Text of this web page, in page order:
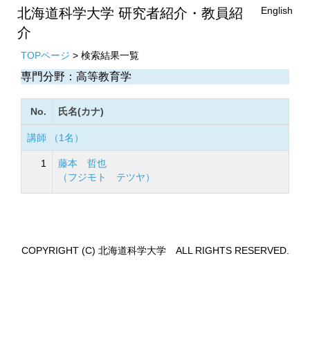
北海道科学大学 研究者紹介・教員紹
介
English
TOPページ > 検索結果一覧
専門分野：高等教育学
No. 氏名(カナ)
講師 （1名）
1
藤本 哲也
（フジモト テツヤ）
COPYRIGHT (C) 北海道科学大学 ALL RIGHTS RESERVED.